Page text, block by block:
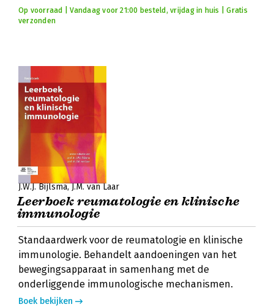
Op voorraad | Vandaag voor 21:00 besteld, vrijdag in huis | Gratis
verzonden
J.W.J. Bijlsma J.M. van Laar
Leerboek reumatologie en klinische
immunologie
Standaardwerk voor de reumatologie en klinische
immunologie. Behandelt aandoeningen van het
bewegingsapparaat in samenhang met de
onderliggende immunologische mechanismen.
Boek bekijken